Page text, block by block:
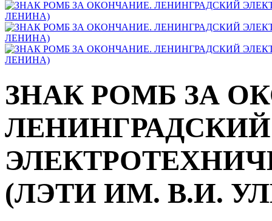
ЗНАК РОМБ ЗА
ЛЕНИНГРАДСКИЙ
(ЛЭТИ ИМ. В.И.